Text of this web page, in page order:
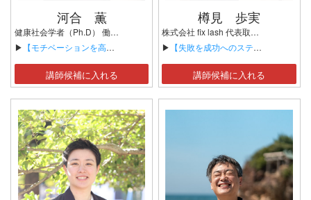
河合 薫
健康社会学者（Ph.D） 働き方研究家
▶ 【モチベーションを高める！「働き方改革」のすすめ】
講師候補に入れる
樽見 歩実
株式会社 fix lash 代表取締役 株式会社 Neo Sapo 代表取締役
▶ 【失敗を成功へのステップと捉える】
講師候補に入れる